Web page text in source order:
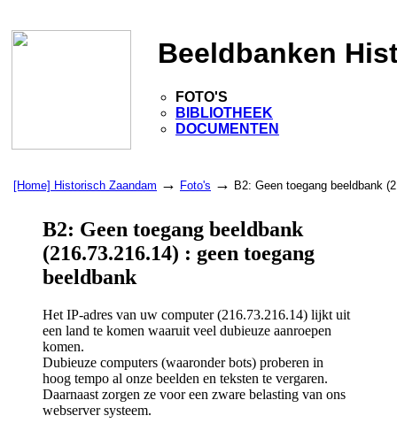
Beeldbanken
FOTO'S
BIBLIOTHEEK
DOCUMENTEN
[Home] Historisch Zaandam → Foto's → B2: Geen toegang beeldbank
B2: Geen toegang beeldbank
(216.73.216.14) : geen toegang
beeldbank
Het IP-adres van uw computer (216.73.216.14) lijkt uit
een land te komen waaruit veel dubieuze aanroepen
komen.
Dubieuze computers (waaronder bots) proberen in
hoog tempo al onze beelden en teksten te vergaren.
Daarnaast zorgen ze voor een zware belasting van ons
webserver systeem.